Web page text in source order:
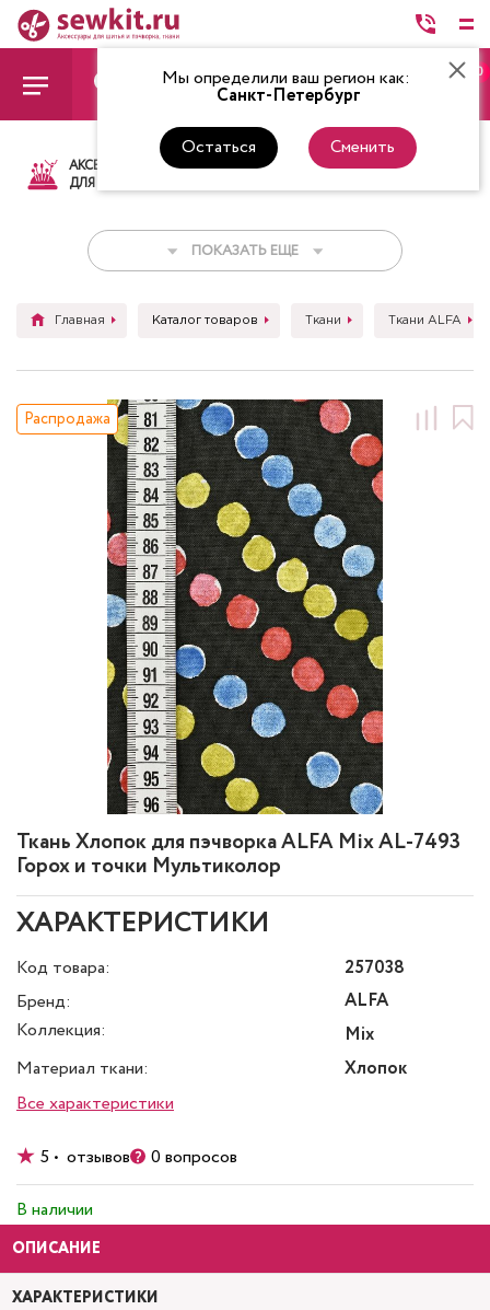
Мы определили ваш регион как:
Санкт-Петербург
Остаться Сменить
0
АКСЕССУАРЫ
ДЛЯ ШИТЬЯ
ТКАНИ НИТКИ
ПОКАЗАТЬ ЕЩЕ
Главная Каталог товаров Ткани Ткани ALFA
Ткань Хлопок для пэчворка ALFA Mix AL-7493
Горох и точки Мультиколор
Распродажа
ХАРАКТЕРИСТИКИ
Код товара:
257038
Бренд:
ALFA
Коллекция:
Mix
Материал ткани:
Хлопок
Все характеристики
5 • отзывов 0 вопросов
В наличии
ОПИСАНИЕ
ХАРАКТЕРИСТИКИ